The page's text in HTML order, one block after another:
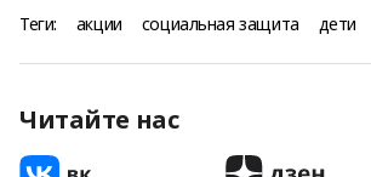
Теги: акции социальная защита дети
Читайте нас